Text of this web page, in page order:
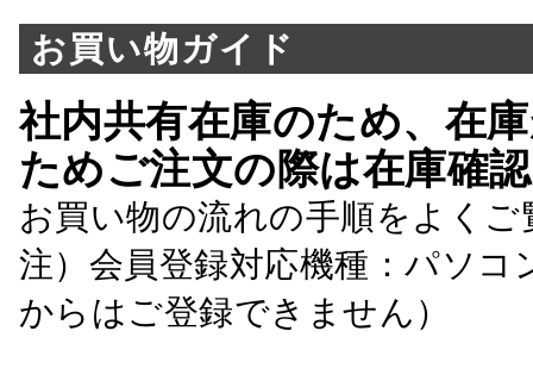
お買い物ガイド
社内共有在庫のため、在
ためご注文の際は在庫確
お買い物の流れの手順をよくご
注）会員登録対応機種：パソ
からはご登録できません）